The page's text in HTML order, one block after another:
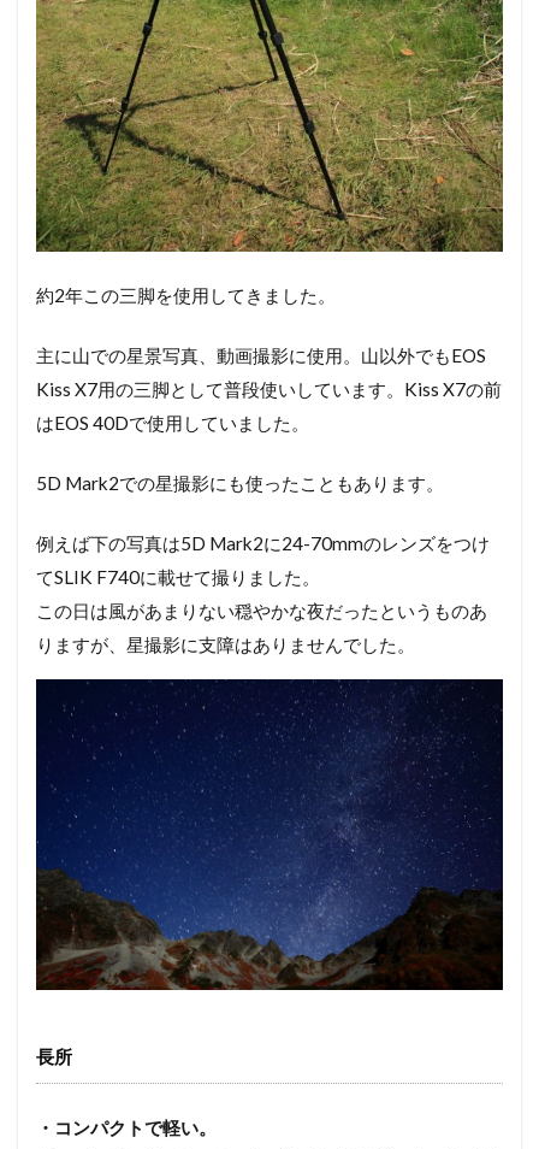
約2年この三脚を使用してきました。
主に山での星景写真、動画撮影に使用。山以外でもEOS
Kiss X7用の三脚として普段使いしています。Kiss X7の前
はEOS 40Dで使用していました。
5D Mark2での星撮影にも使ったこともあります。
例えば下の写真は5D Mark2に24-70mmのレンズをつけ
てSLIK F740に載せて撮りました。
この日は風があまりない穏やかな夜だったというものあ
りますが、星撮影に支障はありませんでした。
長所
・コンパクトで軽い。